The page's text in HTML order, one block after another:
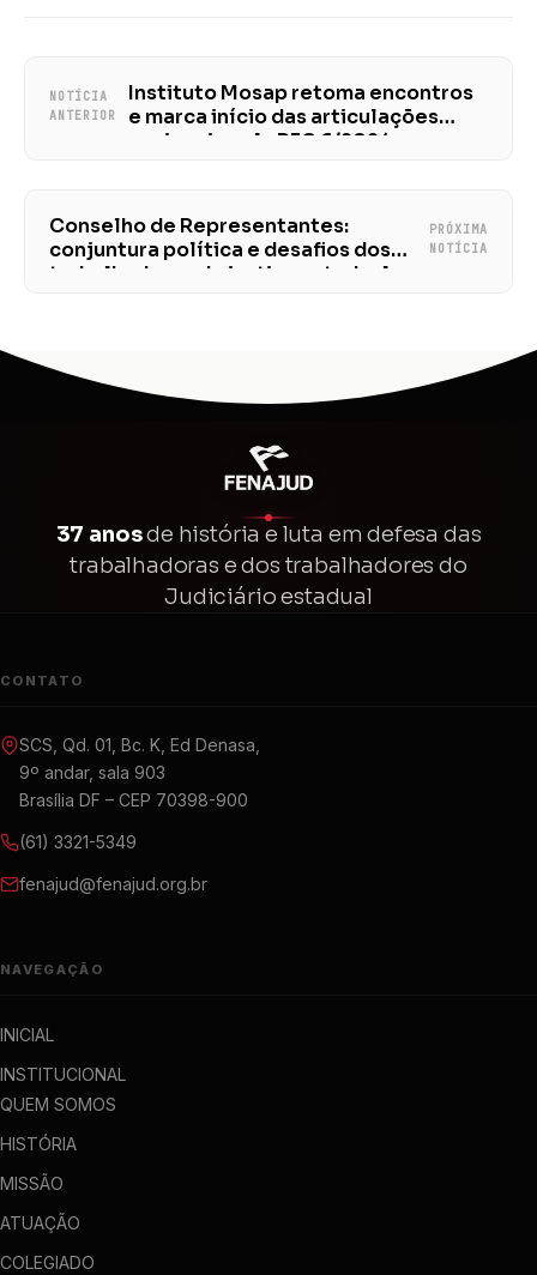
NOTÍCIA
ANTERIOR
Instituto Mosap retoma encontros
e marca início das articulações
nacionais pela PEC 6/2024
Conselho de Representantes:
conjuntura política e desafios dos
trabalhadores da justiça estadual
PRÓXIMA
NOTÍCIA
37 anosde história e luta em defesa das
trabalhadoras e dos trabalhadores do
Judiciário estadual
CONTATO
SCS, Qd. 01, Bc. K, Ed Denasa,
9º andar, sala 903
Brasília DF – CEP 70398-900
(61) 3321-5349
fenajud@fenajud.org.br
NAVEGAÇÃO
INICIAL
INSTITUCIONAL
QUEM SOMOS
HISTÓRIA
MISSÃO
ATUAÇÃO
COLEGIADO